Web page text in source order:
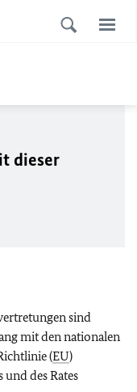
dieser
sind
mit den nationalen
(EU)
des Rates